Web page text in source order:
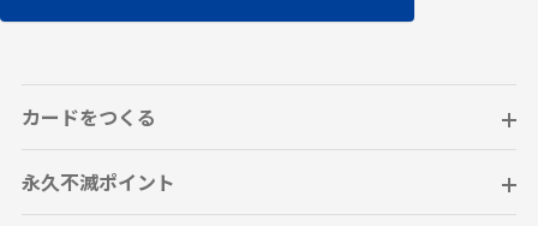
カードをつくる
永久不滅ポイント